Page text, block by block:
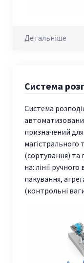
Детальніше
Система
Система
призначений
магістрального
(сортування) та
на: лінії
пакування,
(контрольні